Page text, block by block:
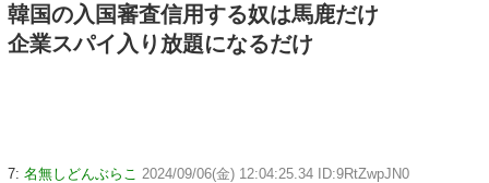
韓国の入国審査信用する奴は馬鹿だけ
企業スパイ入り放題になるだけ
7: 名無しどんぶらこ 2024/09/06(金) 12:04:25.34 ID:9RtZwpJN0